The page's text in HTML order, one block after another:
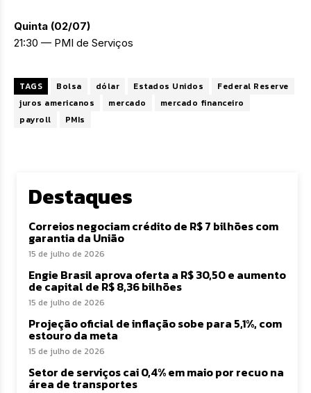
Quinta (02/07)
21:30 — PMI de Serviços
TAGS Bolsa dólar Estados Unidos
Federal Reserve
juros americanos
mercado
mercado financeiro
payroll
PMIs
Destaques
Correios negociam crédito de R$ 7 bilhões com
garantia da União
15 de julho de 2026
Engie Brasil aprova oferta a R$ 30,50 e aumento
de capital de R$ 8,36 bilhões
15 de julho de 2026
Projeção oficial de inflação sobe para 5,1%, com
estouro da meta
15 de julho de 2026
Setor de serviços cai 0,4% em maio por recuo na
área de transportes